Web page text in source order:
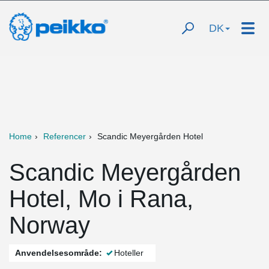
DK
Home Referencer Scandic Meyergården Hotel
Scandic Meyergården
Hotel, Mo i Rana,
Norway
Anvendelsesområde: Hoteller